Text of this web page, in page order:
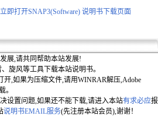
立即打开SNAP3(Software) 说明书下载页面
展,请共同帮助本站发展!
旋风等工具下载本站说明书。
开,如果为压缩文件,请用WINRAR解压,Adobe
。
设置问题,如果还不能下载,请进入本站有求必应报
说明书EMAIL服务(先注册本站会员),谢谢！